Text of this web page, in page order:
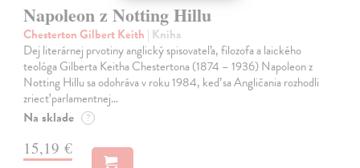
Napoleon z Notting Hillu
Chesterton Gilbert Keith | Kniha
Dej literárnej prvotiny anglický spisovateľa, filozofa a laického
teológa Gilberta Keitha Chestertona (1874 – 1936) Napoleon z
Notting Hillu sa odohráva v roku 1984, keď sa Angličania rozhodli
zriecť parlamentnej…
Na sklade ?
15,19 €